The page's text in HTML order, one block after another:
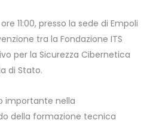
11:00, presso la sede di Empoli
tra la Fondazione ITS
per la Sicurezza Cibernetica
di Stato.
importante nella
della formazione tecnica